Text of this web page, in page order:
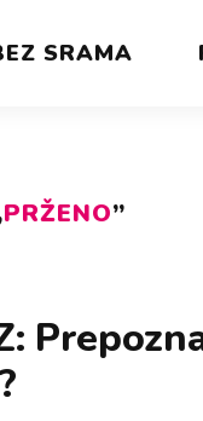
SRAMA
PRŽENO”